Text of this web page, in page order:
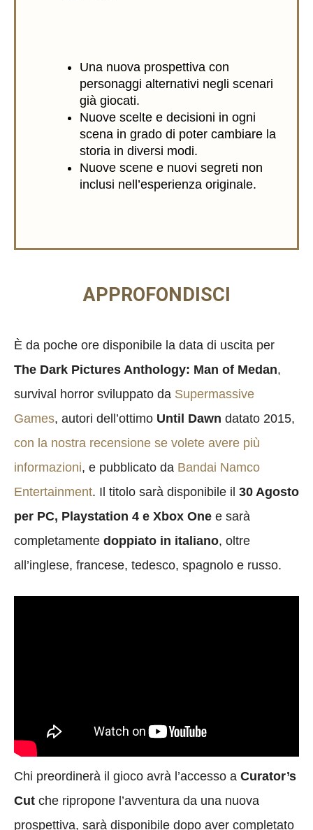
Una nuova prospettiva con
personaggi alternativi negli scenari
già giocati.
Nuove scelte e decisioni in ogni
scena in grado di poter cambiare la
storia in diversi modi.
Nuove scene e nuovi segreti non
inclusi nell’esperienza originale.
APPROFONDISCI
È da poche ore disponibile la data di uscita per
The Dark Pictures Anthology: Man of Medan,
survival horror sviluppato da Supermassive
Games, autori dell’ottimo Until Dawn datato 2015,
con la nostra recensione se volete avere più
informazioni, e pubblicato da Bandai Namco
Entertainment. Il titolo sarà disponibile il 30 Agosto
per PC, Playstation 4 e Xbox One e sarà
completamente doppiato in italiano, oltre
all’inglese, francese, tedesco, spagnolo e russo.
Chi preordinerà il gioco avrà l’accesso a Curator’s
Cut che ripropone l’avventura da una nuova
prospettiva, sarà disponibile dopo aver completato